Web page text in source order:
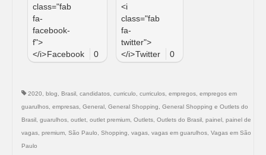
class="fab
fa-
facebook-
f">
</i>Facebook 0
<i
class="fab
fa-
twitter">
</i>Twitter 0
2020, blog, Brasil , candidatos, curriculo, curriculos, empregos, empregos em
guarulhos, empresas, General , General Shopping, General Shopping e Outlets do
Brasil , guarulhos, outlet, outlet premium, Outlets, Outlets do Brasil , painel , painel de
vagas, premium, São Paulo, Shopping, vagas, vagas em guarulhos, Vagas em São
Paulo